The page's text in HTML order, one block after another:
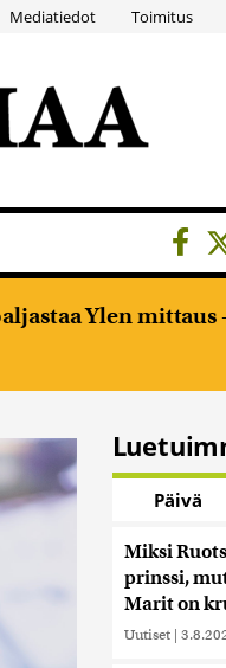
Mediatiedot Toimitus
Ylen
Päivä
Miksi
prinssi,
Marit on
Uutiset |